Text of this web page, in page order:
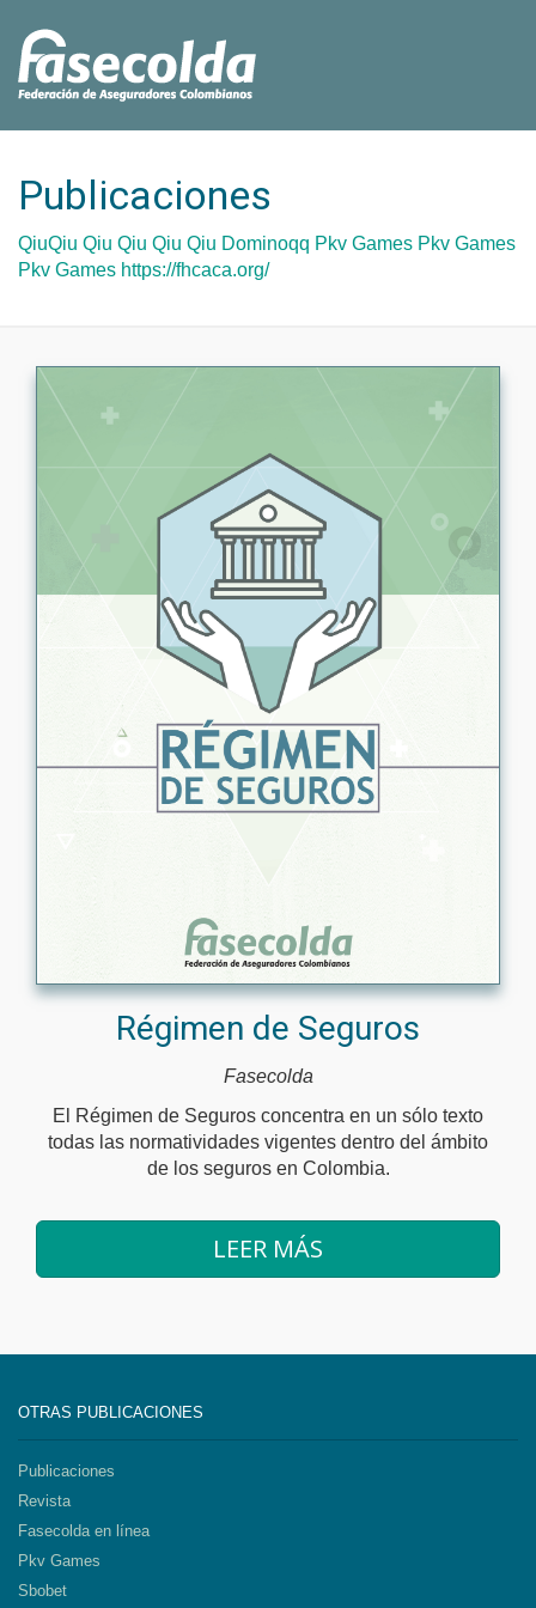
Publicaciones
QiuQiu Qiu Qiu Qiu Qiu Dominoqq Pkv Games Pkv Games
Pkv Games https://fhcaca.org/
Régimen de Seguros
Fasecolda
El Régimen de Seguros concentra en un sólo texto
todas las normatividades vigentes dentro del ámbito
de los seguros en Colombia.
LEER MÁS
OTRAS PUBLICACIONES
Publicaciones
Revista
Fasecolda en línea
Pkv Games
Sbobet